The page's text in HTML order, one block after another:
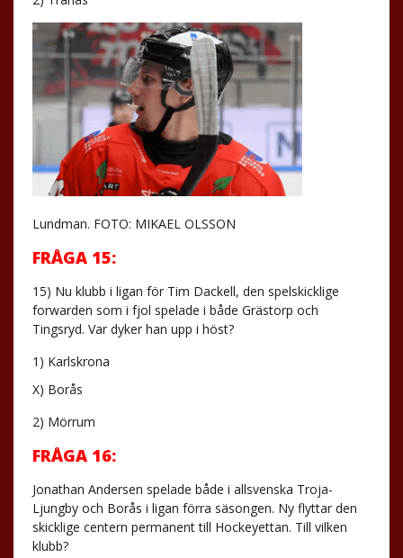
Lundman. FOTO: MIKAEL OLSSON
FRÅGA 15:
15) Nu klubb i ligan för Tim Dackell, den spelskicklige
forwarden som i fjol spelade i både Grästorp och
Tingsryd. Var dyker han upp i höst?
1) Karlskrona
X) Borås
2) Mörrum
FRÅGA 16:
Jonathan Andersen spelade både i allsvenska Troja-
Ljungby och Borås i ligan förra säsongen. Ny flyttar den
skicklige centern permanent till Hockeyettan. Till vilken
klubb?